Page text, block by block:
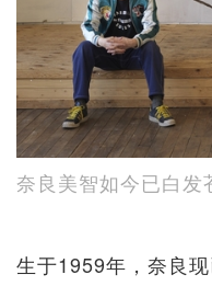
奈良美智如今已白发
生于1959年，奈良